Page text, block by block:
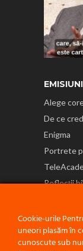
Alege
De ce
Enigma
Portrete
Reflecții
Cookie-urile
uneori plasăm în
cunoscute sub